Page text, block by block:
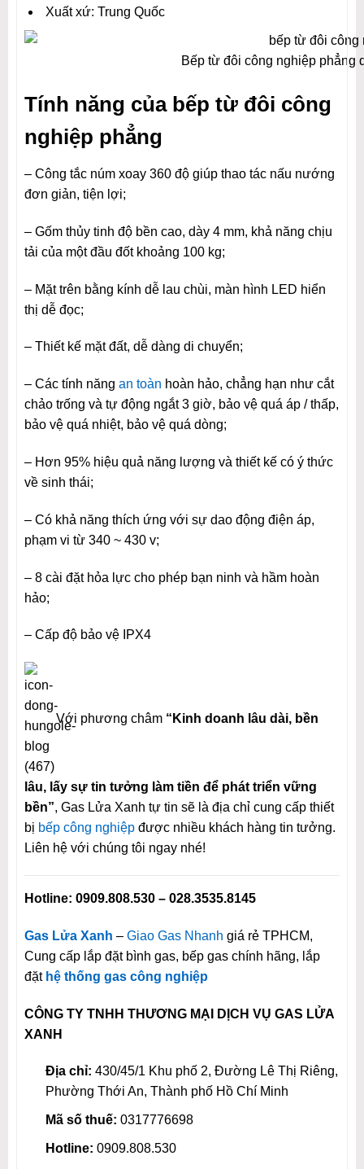
Xuất xứ: Trung Quốc
Bếp từ đôi công nghiệp phẳng
Tính năng của bếp từ đôi công
nghiệp phẳng
– Công tắc núm xoay 360 độ giúp thao tác nấu nướng
đơn giản, tiện lợi;
– Gốm thủy tinh độ bền cao, dày 4 mm, khả năng chịu
tải của một đầu đốt khoảng 100 kg;
– Mặt trên bằng kính dễ lau chùi, màn hình LED hiển
thị dễ đọc;
– Thiết kế mặt đất, dễ dàng di chuyển;
– Các tính năng an toàn hoàn hảo, chẳng hạn như cắt
chảo trống và tự động ngắt 3 giờ, bảo vệ quá áp / thấp,
bảo vệ quá nhiệt, bảo vệ quá dòng;
– Hơn 95% hiệu quả năng lượng và thiết kế có ý thức
về sinh thái;
– Có khả năng thích ứng với sự dao động điện áp,
phạm vi từ 340 ~ 430 v;
– 8 cài đặt hỏa lực cho phép bạn ninh và hầm hoàn
hảo;
– Cấp độ bảo vệ IPX4
Với phương châm “Kinh doanh lâu dài, bền
lâu, lấy sự tin tưởng làm tiền để phát triển vững
bền”, Gas Lửa Xanh tự tin sẽ là địa chỉ cung cấp thiết
bị bếp công nghiệpđược nhiều khách hàng tin tưởng.
Liên hệ với chúng tôi ngay nhé!
Hotline: 0909.808.530 – 028.3535.8145
Gas Lửa Xanh – Giao Gas Nhanh giá rẻ TPHCM,
Cung cấp lắp đặt bình gas, bếp gas chính hãng, lắp
đặt hệ thống gas công nghiệp
CÔNG TY TNHH THƯƠNG MẠI DỊCH VỤ GAS LỬA
XANH
Địa chỉ: 430/45/1 Khu phố 2, Đường Lê Thị Riêng,
Phường Thới An, Thành phố Hồ Chí Minh
Mã số thuế: 0317776698
Hotline: 0909.808.530